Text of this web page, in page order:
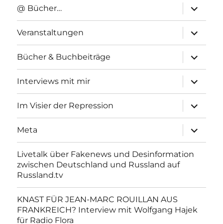
@ Bücher…
anzeigen
Veranstaltungen
anzeigen
Bücher & Buchbeiträge
anzeigen
Interviews mit mir
anzeigen
Im Visier der Repression
anzeigen
Meta
anzeigen
Livetalk über Fakenews und Desinformation
zwischen Deutschland und Russland auf
Russland.tv
KNAST FÜR JEAN-MARC ROUILLAN AUS
FRANKREICH? Interview mit Wolfgang Hajek
für Radio Flora